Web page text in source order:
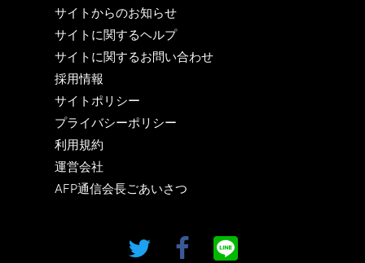
サイトからのお知らせ
サイトに関するヘルプ
サイトに関するお問い合わせ
採用情報
サイトポリシー
プライバシーポリシー
利用規約
運営会社
AFP通信会長ごあいさつ